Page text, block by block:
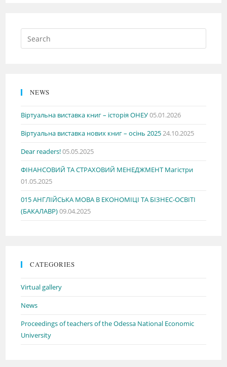
NEWS
Віртуальна виставка книг – історія ОНЕУ05.01.2026
Віртуальна виставка нових книг – осінь 202524.10.2025
Dear readers!05.05.2025
ФІНАНСОВИЙ ТА СТРАХОВИЙ МЕНЕДЖМЕНТ Магістри
01.05.2025
015 АНГЛІЙСЬКА МОВА В ЕКОНОМІЦІ ТА БІЗНЕС-ОСВІТІ
(БАКАЛАВР)09.04.2025
CATEGORIES
Virtual gallery
News
Proceedings of teachers of the Odessa National Economic
University